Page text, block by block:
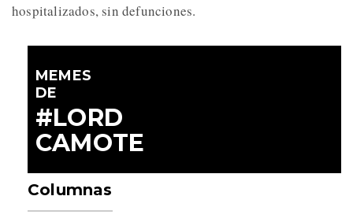
hospitalizados, sin defunciones.
MEMES
DE
#LORD
CAMOTE
Columnas